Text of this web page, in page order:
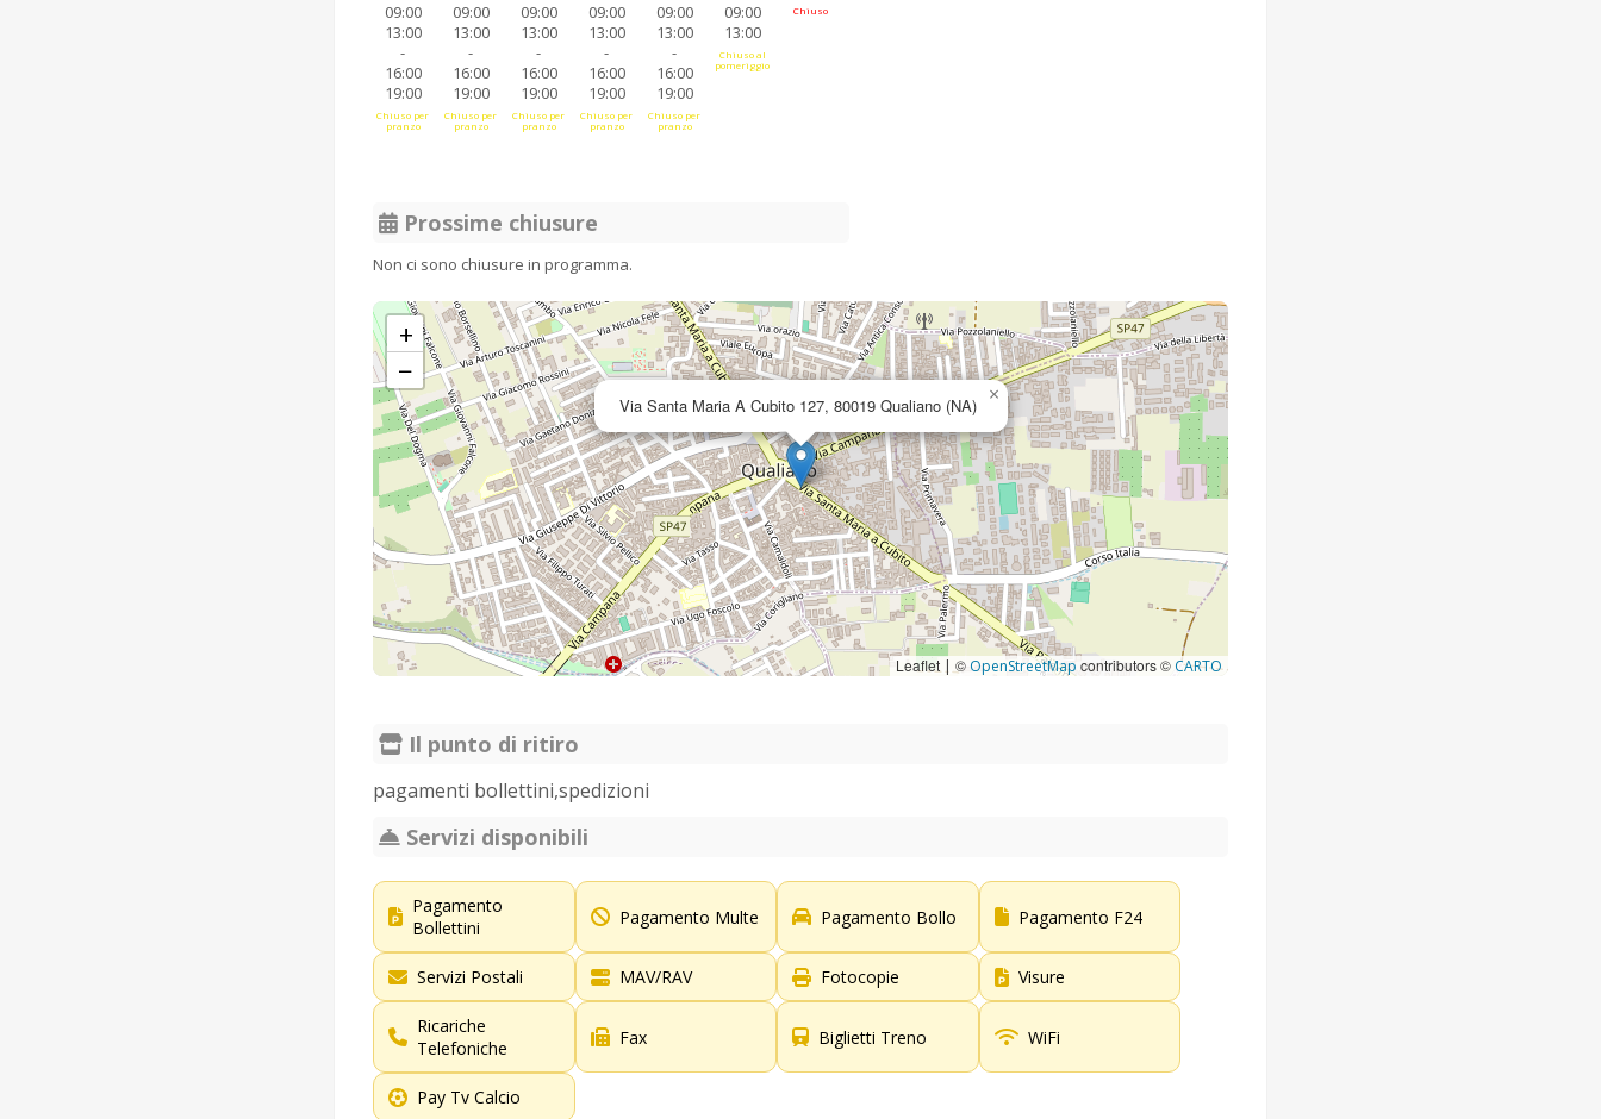
09:00
13:00
-
16:00
19:00
Chiuso per
pranzo
09:00
13:00
-
16:00
19:00
Chiuso per
pranzo
09:00
13:00
-
16:00
19:00
Chiuso per
pranzo
09:00
13:00
-
16:00
19:00
Chiuso per
pranzo
09:00
13:00
-
16:00
19:00
Chiuso per
pranzo
09:00
13:00
Chiuso al
pomeriggio
Chiuso
Prossime chiusure
Non ci sono chiusure in programma.
Via Santa Maria A Cubito 127, 80019 Qualiano (NA) ×
+
−
Leaflet | © OpenStreetMap contributors © CARTO
Il punto di ritiro
pagamenti bollettini,spedizioni
Servizi disponibili
Pagamento
Bollettini
Pagamento Multe Pagamento Bollo Pagamento F24
Servizi Postali MAV/RAV Fotocopie Visure
Ricariche
Telefoniche
Fax Biglietti Treno WiFi
Pay Tv Calcio